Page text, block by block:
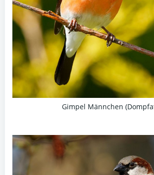
Gimpel Männchen